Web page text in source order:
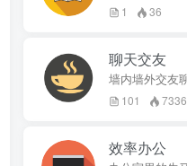
1 36
聊天交友
墙内墙外交友
101 7336
效率办公